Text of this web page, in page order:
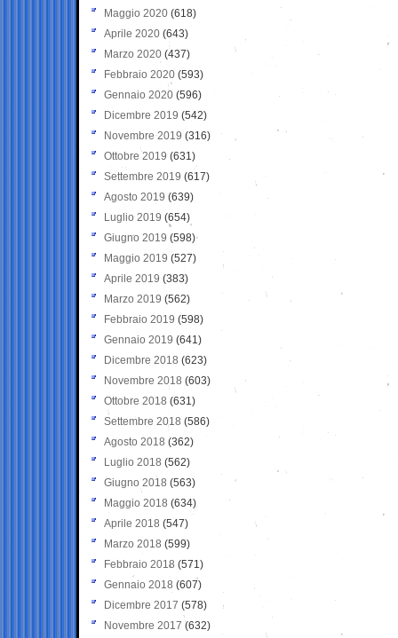
Maggio 2020 (618)
Aprile 2020 (643)
Marzo 2020 (437)
Febbraio 2020 (593)
Gennaio 2020 (596)
Dicembre 2019 (542)
Novembre 2019 (316)
Ottobre 2019 (631)
Settembre 2019 (617)
Agosto 2019 (639)
Luglio 2019 (654)
Giugno 2019 (598)
Maggio 2019 (527)
Aprile 2019 (383)
Marzo 2019 (562)
Febbraio 2019 (598)
Gennaio 2019 (641)
Dicembre 2018 (623)
Novembre 2018 (603)
Ottobre 2018 (631)
Settembre 2018 (586)
Agosto 2018 (362)
Luglio 2018 (562)
Giugno 2018 (563)
Maggio 2018 (634)
Aprile 2018 (547)
Marzo 2018 (599)
Febbraio 2018 (571)
Gennaio 2018 (607)
Dicembre 2017 (578)
Novembre 2017 (632)